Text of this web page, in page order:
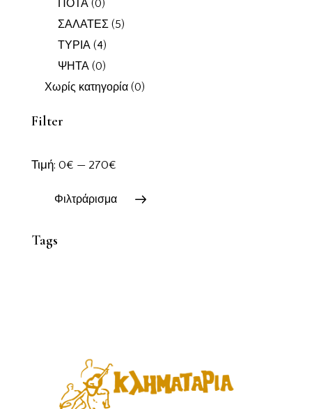
ΠΟΤΑ (0)
ΣΑΛΑΤΕΣ (5)
ΤΥΡΙΑ (4)
ΨΗΤΑ (0)
Χωρίς κατηγορία (0)
Filter
Φιλτράρισμα
Τιμή: 0€ — 270€
Tags